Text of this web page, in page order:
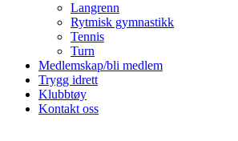
Langrenn
Rytmisk gymnastikk
Tennis
Turn
Medlemskap/bli medlem
Trygg idrett
Klubbtøy
Kontakt oss